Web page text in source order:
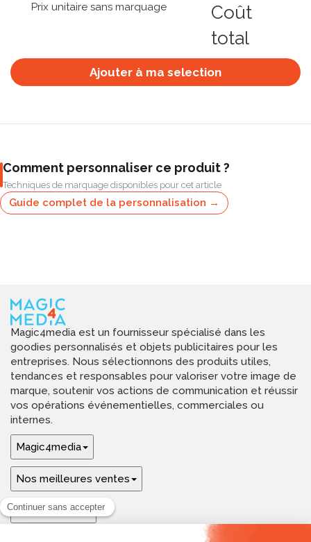
Prix unitaire sans marquage
Coût
total
Ajouter à ma selection
Comment personnaliser ce produit ?
Techniques de marquage disponibles pour cet article
Guide complet de la personnalisation →
Magic4media est un fournisseur spécialisé dans les
goodies personnalisés et objets publicitaires pour les
entreprises. Nous sélectionnons des produits utiles,
tendances et responsables pour valoriser votre image de
marque, soutenir vos actions de communication et réussir
vos opérations événementielles, commerciales ou
internes.
Magic4media
Nos meilleures ventes
Guides & aide